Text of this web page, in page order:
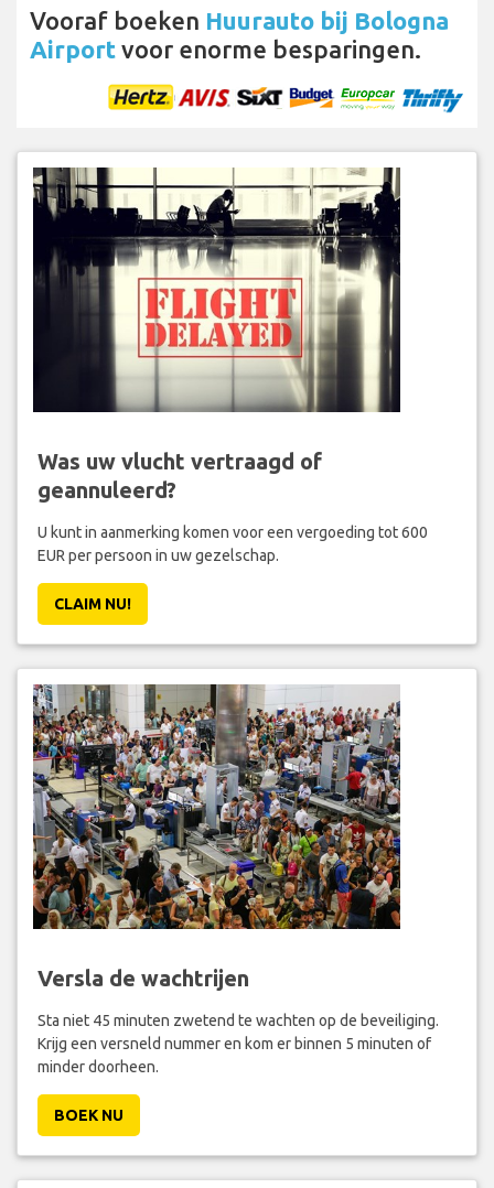
Vooraf boeken Huurauto bij Bologna
Airport voor enorme besparingen.
Was uw vlucht vertraagd of
geannuleerd?
U kunt in aanmerking komen voor een vergoeding tot 600
EUR per persoon in uw gezelschap.
CLAIM NU!
Versla de wachtrijen
Sta niet 45 minuten zwetend te wachten op de beveiliging.
Krijg een versneld nummer en kom er binnen 5 minuten of
minder doorheen.
BOEK NU